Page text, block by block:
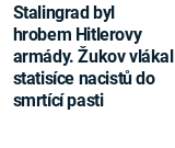
Stalingrad byl
hrobem Hitlerovy
armády. Žukov vlákal
statisíce nacistů do
smrtící pasti